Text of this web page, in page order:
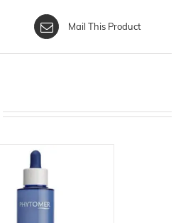
Mail This Product